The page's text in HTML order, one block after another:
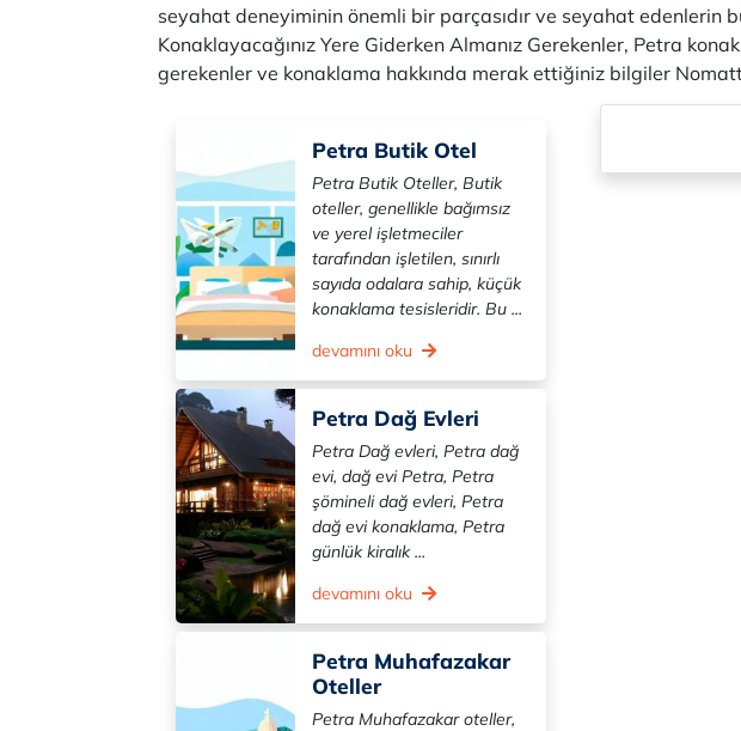
seyahat deneyiminin önemli bir parçasıdır ve seyahat edenlerin
Konaklayacağınız Yere Giderken Almanız Gerekenler, Petra
gerekenler ve konaklama hakkında merak ettiğiniz bilgiler
Petra Butik Otel
Petra Butik Oteller, Butik
oteller, genellikle bağımsız
ve yerel işletmeciler
tarafından işletilen, sınırlı
sayıda odalara sahip, küçük
konaklama tesisleridir. Bu ...
devamını oku
Petra Dağ Evleri
Petra Dağ evleri, Petra dağ
evi, dağ evi Petra, Petra
şömineli dağ evleri, Petra
dağ evi konaklama, Petra
günlük kiralık ...
devamını oku
Petra Muhafazakar
Oteller
Petra Muhafazakar oteller,